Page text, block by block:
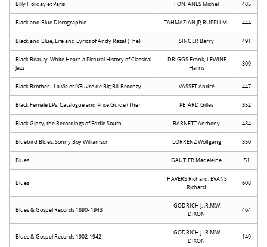
Billy Holiday et Paris FONTANES Michel 485
Black and Blue Discographie TAHMAZIAN JP, RUPPLI M. 444
Black and Blue, Life and Lyrics of Andy Razaf (The) SINGER Barry 491
Black Beauty, White Heart, a Pictural History of Classical
Jazz
DRIGGS Frank, LEWINE
Harris
309
Black Brother - La Vie et l'Œuvre de Big Bill Broonzy VASSET André 447
Black Female LPs, Catalogue and Price Guide (The) PETARD Gilles 352
Black Gipsy, the Recordings of Eddie South BARNETT Anthony 484
Bluebird Blues, Sonny Boy Williamson LORRENZ Wolfgang 350
Blues GAUTIER Madeleine 51
Blues
HAVERS Richard, EVANS
Richard
608
Blues & Gospel Records 1890- 1943
GODRICH J. ,R.M.W.
DIXON
464
Blues & Gospel Records 1902-1942
GODRICH J. ,R.M.W.
DIXON
149